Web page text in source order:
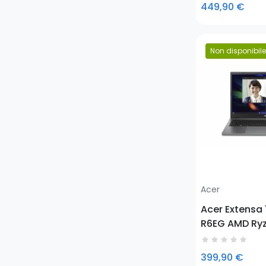
Wi-Fi 6
449,90 €
Non disponibile
Acer
Acer Extensa
R6EG AMD
Laptop 15.6"
DDR5-
399,90 €